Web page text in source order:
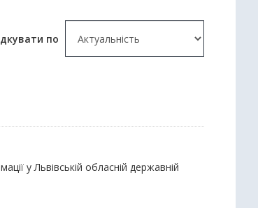
по
у Львівській обласній державній